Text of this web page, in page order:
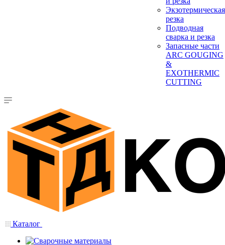
Экзотермическая
резка
Подводная
сварка и резка
Запасные части
ARC GOUGING
&
EXOTHERMIC
CUTTING
Каталог